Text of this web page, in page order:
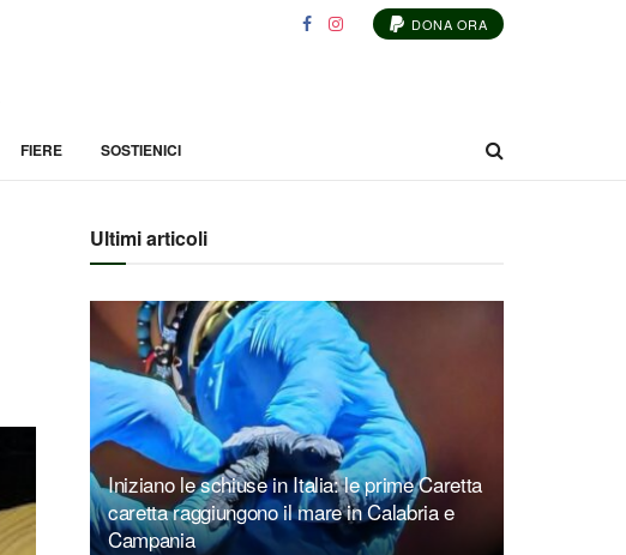
DONA ORA
FIERE SOSTIENICI
Ultimi articoli
Iniziano le schiuse in Italia: le prime Caretta
caretta raggiungono il mare in Calabria e
Campania